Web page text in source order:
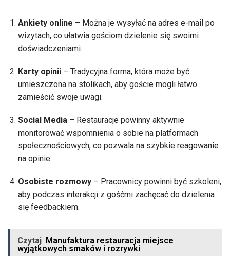
Ankiety online – Można je wysyłać na adres e-mail po
wizytach, co ułatwia gościom dzielenie się swoimi
doświadczeniami.
Karty opinii – Tradycyjna forma, która może być
umieszczona na stolikach, aby goście mogli łatwo
zamieścić swoje uwagi.
Social Media – Restauracje powinny aktywnie
monitorować wspomnienia o sobie na platformach
społecznościowych, co pozwala na szybkie reagowanie
na opinie.
Osobiste rozmowy – Pracownicy powinni być szkoleni,
aby podczas interakcji z gośćmi zachęcać do dzielenia
się feedbackiem.
Czytaj Manufaktura restauracja miejsce
wyjątkowych smaków i rozrywki